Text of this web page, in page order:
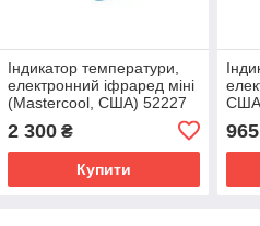
Індикатор температури,
електронний іфраред міні
(Mastercool, США) 52227
2 300₴
Купити
965